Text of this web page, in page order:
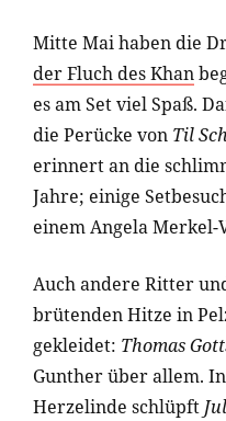
Mitte Mai haben die
der Fluch des Khan
es am Set viel Spaß.
die Perücke von Til
erinnert an die
Jahre; einige
einem Angela Merkel-
Auch andere Ritter
brütenden Hitze in
gekleidet: Thomas
Gunther über allem.
Herzelinde schlüpft